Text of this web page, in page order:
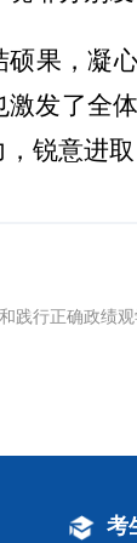
硕果，凝
激发了全
锐意进
践行正确政绩观
考